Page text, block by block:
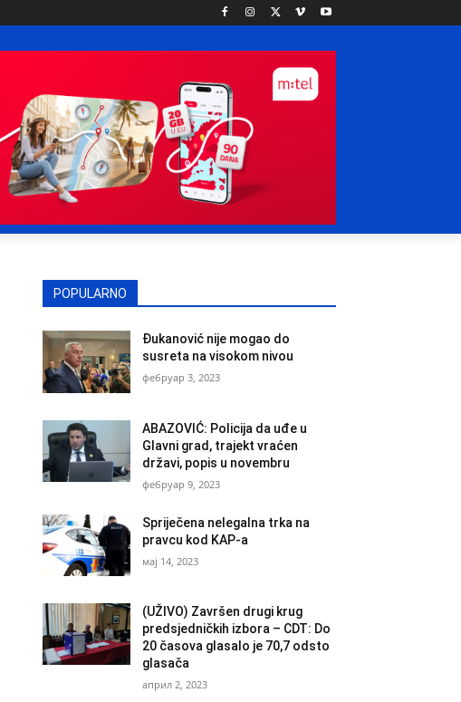
POPULARNO
Đukanović nije mogao do
susreta na visokom nivou
фебруар 3, 2023
ABAZOVIĆ: Policija da uđe u
Glavni grad, trajekt vraćen
državi, popis u novembru
фебруар 9, 2023
Spriječena nelegalna trka na
pravcu kod KAP-a
мај 14, 2023
(UŽIVO) Završen drugi krug
predsjedničkih izbora – CDT: Do
20 časova glasalo je 70,7 odsto
glasača
април 2, 2023